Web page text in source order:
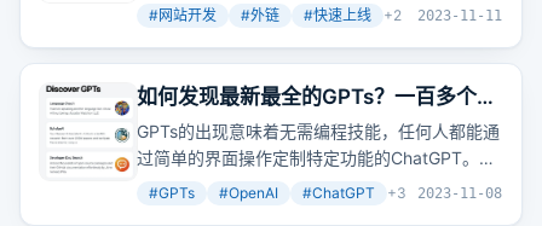
关联建立合理的链接，是一种可持续的、白帽的
#网站开发 #外链 #快速上线 +2 2023-11-11
如何发现最新最全的GPTs？一百多个
GPTs全介绍，GPTs 大全都在这里
GPTs的出现意味着无需编程技能，任何人都能通
过简单的界面操作定制特定功能的ChatGPT。这
一百多个GPTs覆盖了从语言学习到健身指导，再
#GPTs #OpenAI #ChatGPT +3 2023-11-08